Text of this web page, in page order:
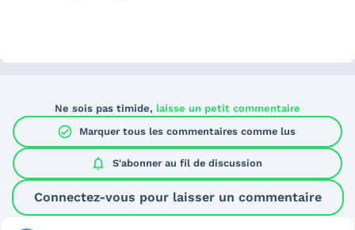
Ne sois pas timide, laisse un petit commentaire
check_circle Marquer tous les commentaires comme lus
notifications S'abonner au fil de discussion
Connectez-vous pour laisser un commentaire